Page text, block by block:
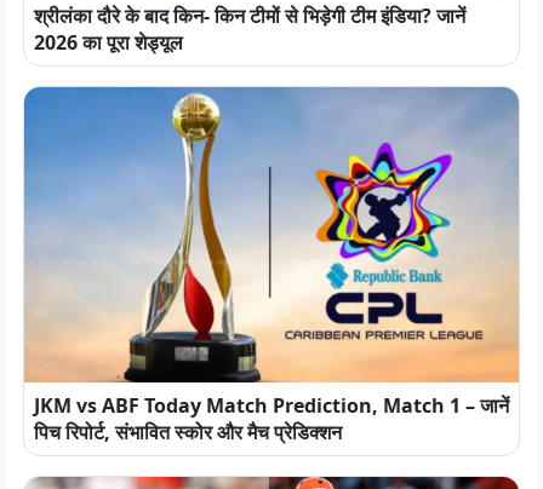
श्रीलंका दौरे के बाद किन- किन टीमों से भिड़ेगी टीम इंडिया? जानें
2026 का पूरा शेड्यूल
JKM vs ABF Today Match Prediction, Match 1 – जानें
पिच रिपोर्ट, संभावित स्कोर और मैच प्रेडिक्शन